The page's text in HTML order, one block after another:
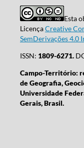
Esta
LicençaCreative
SemDerivações 4.0
ISSN: 1809-6271.
Campo-Território:
de Geografia,
Universidade
Gerais, Brasil.